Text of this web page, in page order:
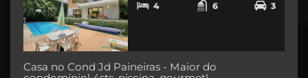
4 6 3
Casa no Cond Jd Paineiras - Maior do